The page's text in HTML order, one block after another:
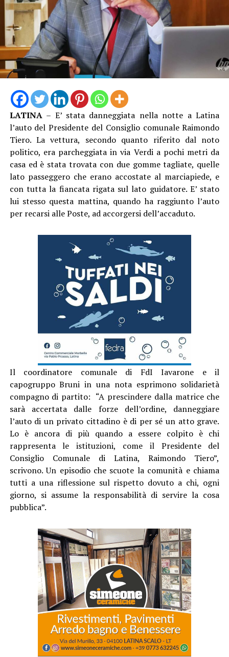
LATINA– E’ stata danneggiata nella notte a Latina
l’auto del Presidente del Consiglio comunale Raimondo
Tiero. La vettura, secondo quanto riferito dal noto
politico, era parcheggiata in via Verdi a pochi metri da
casa ed è stata trovata con due gomme tagliate, quelle
lato passeggero che erano accostate al marciapiede, e
con tutta la fiancata rigata sul lato guidatore. E’ stato
lui stesso questa mattina, quando ha raggiunto l’auto
per recarsi alle Poste, ad accorgersi dell’accaduto.
Il coordinatore comunale di FdI Iavarone e il
capogruppo Bruni in una nota esprimono solidarietà
compagno di partito: “A prescindere dalla matrice che
sarà accertata dalle forze dell’ordine, danneggiare
l’auto di un privato cittadino è di per sé un atto grave.
Lo è ancora di più quando a essere colpito è chi
rappresenta le istituzioni, come il Presidente del
Consiglio Comunale di Latina, Raimondo Tiero”,
scrivono. Un episodio che scuote la comunità e chiama
tutti a una riflessione sul rispetto dovuto a chi, ogni
giorno, si assume la responsabilità di servire la cosa
pubblica”.